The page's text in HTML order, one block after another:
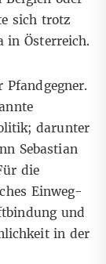
sich trotz
in Österreich.
Pfandgegner.
darunter
Sebastian
die
Einweg-
und
in der